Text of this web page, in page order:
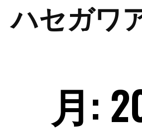
ハセガワ
月: